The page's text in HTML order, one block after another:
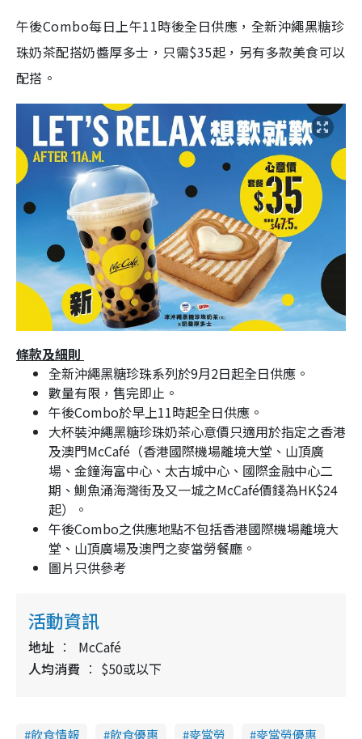
午後Combo每日上午11時後全日供應，全新沖繩黑糖珍
珠奶茶配搭奶醬厚多士，只需$35起，另有多款美食可以
配搭。
條款及細則
全新沖繩黑糖珍珠系列於9月2日起全日供應。
數量有限，售完即止。
午後Combo於早上11時起全日供應。
大杯裝沖繩黑糖珍珠奶茶心意價只適用於指定之香港
及澳門McCafé （香港國際機場離境大堂、山頂廣
場、金鐘海富中心、太古城中心、國際金融中心二
期、鰂魚涌海灣街及又一城之McCafé價錢為HK$24
起）。
午後Combo之供應地點不包括香港國際機場離境大
堂、山頂廣場及澳門之麥當勞餐廳。
圖片只供參考
活動資訊
地址
McCafé
人均消費
$50或以下
飲食情報 飲食優惠 麥當勞 麥當勞優惠